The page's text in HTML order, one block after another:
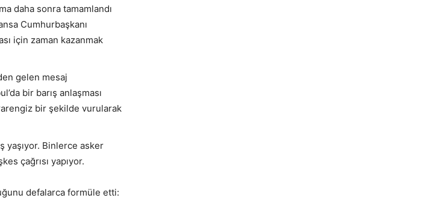
daha sonra tamamlandı
Cumhurbaşkanı
için zaman kazanmak
gelen mesaj
bir barış anlaşması
bir şekilde vurularak
yaşıyor. Binlerce asker
çağrısı yapıyor.
defalarca formüle etti: